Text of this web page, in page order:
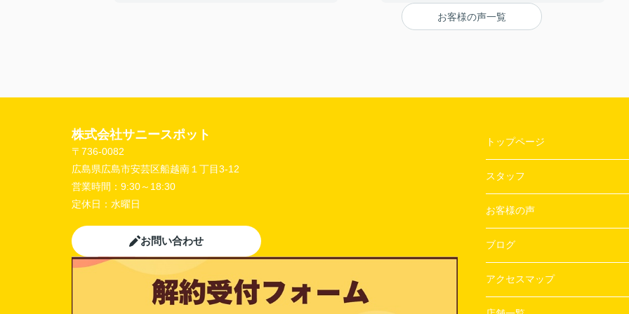
【担当者へのひとこと・ふたこと】
〇よかったこと：
対応がとてもやわらかく、不なれな私たちにと
お客様の声一覧
株式会社サニースポット
〒736-0082
広島県広島市安芸区船越南１丁目3-12
営業時間： 9:30～18:30
定休日： 水曜日
お問い合わせ
トップページ
スタッフ
お客様の声
ブログ
アクセスマップ